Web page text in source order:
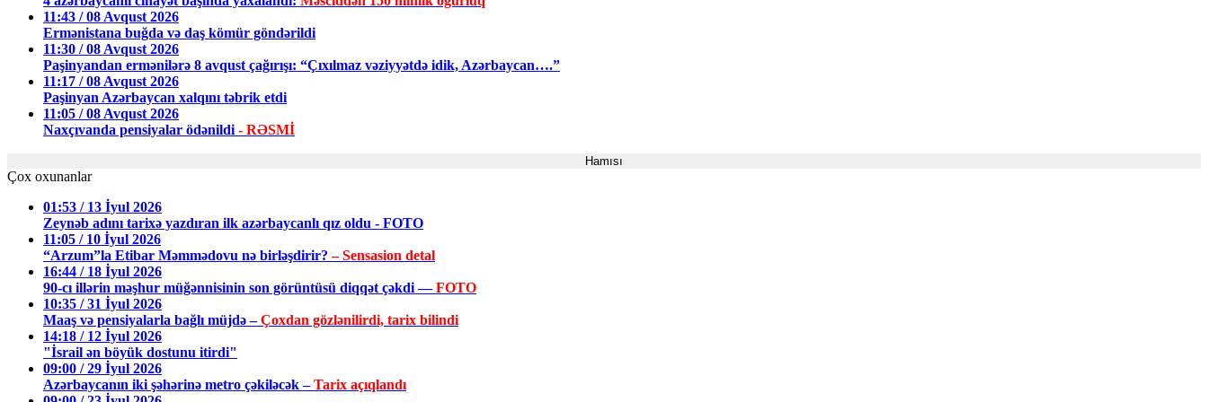
11:43 / 08 Avqust 2026
Ermənistana buğda və daş kömür göndərildi
11:30 / 08 Avqust 2026
Paşinyandan ermənilərə 8 avqust çağırışı: “Çıxılmaz vəziyyətdə idik, Azərbaycan….”
11:17 / 08 Avqust 2026
Paşinyan Azərbaycan xalqını təbrik etdi
11:05 / 08 Avqust 2026
Naxçıvanda pensiyalar ödənildi - RƏSMİ
Hamısı
Çox oxunanlar
01:53 / 13 İyul 2026
Zeynəb adını tarixə yazdıran ilk azərbaycanlı qız oldu - FOTO
11:05 / 10 İyul 2026
“Arzum”la Etibar Məmmədovu nə birləşdirir?– Sensasion detal
16:44 / 18 İyul 2026
90-cı illərin məşhur müğənnisinin son görüntüsü diqqət çəkdi —FOTO
10:35 / 31 İyul 2026
Maaş və pensiyalarla bağlı müjdə –Çoxdan gözlənilirdi, tarix bilindi
14:18 / 12 İyul 2026
"İsrail ən böyük dostunu itirdi"
09:00 / 29 İyul 2026
Azərbaycanın iki şəhərinə metro çəkiləcək –Tarix açıqlandı